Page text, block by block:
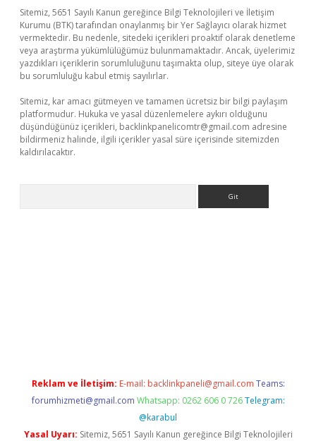
Sitemiz, 5651 Sayılı Kanun gereğince Bilgi Teknolojileri ve İletişim
Kurumu (BTK) tarafından onaylanmış bir Yer Sağlayıcı olarak hizmet
vermektedir. Bu nedenle, sitedeki içerikleri proaktif olarak denetleme
veya araştırma yükümlülüğümüz bulunmamaktadır. Ancak, üyelerimiz
yazdıkları içeriklerin sorumluluğunu taşımakta olup, siteye üye olarak
bu sorumluluğu kabul etmiş sayılırlar.
Sitemiz, kar amacı gütmeyen ve tamamen ücretsiz bir bilgi paylaşım
platformudur. Hukuka ve yasal düzenlemelere aykırı olduğunu
düşündüğünüz içerikleri, backlinkpanelicomtr@gmail.com adresine
bildirmeniz halinde, ilgili içerikler yasal süre içerisinde sitemizden
kaldırılacaktır.
Reklam ve İletişim: E-mail: backlinkpaneli@gmail.com Teams:
forumhizmeti@gmail.com Whatsapp: 0262 606 0 726 Telegram:
@karabul
Yasal Uyarı: Sitemiz, 5651 Sayılı Kanun gereğince Bilgi Teknolojileri